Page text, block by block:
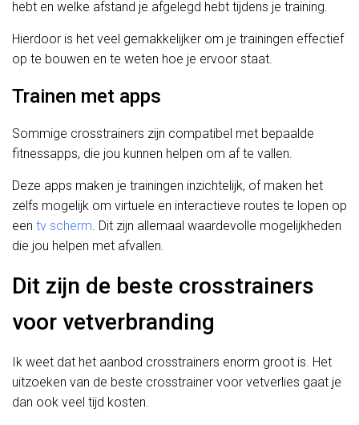
hebt en welke afstand je afgelegd hebt tijdens je training.
Hierdoor is het veel gemakkelijker om je trainingen effectief
op te bouwen en te weten hoe je ervoor staat.
Trainen met apps
Sommige crosstrainers zijn compatibel met bepaalde
fitnessapps, die jou kunnen helpen om af te vallen.
Deze apps maken je trainingen inzichtelijk, of maken het
zelfs mogelijk om virtuele en interactieve routes te lopen op
een tv scherm. Dit zijn allemaal waardevolle mogelijkheden
die jou helpen met afvallen.
Dit zijn de beste crosstrainers
voor vetverbranding
Ik weet dat het aanbod crosstrainers enorm groot is. Het
uitzoeken van de beste crosstrainer voor vetverlies gaat je
dan ook veel tijd kosten.